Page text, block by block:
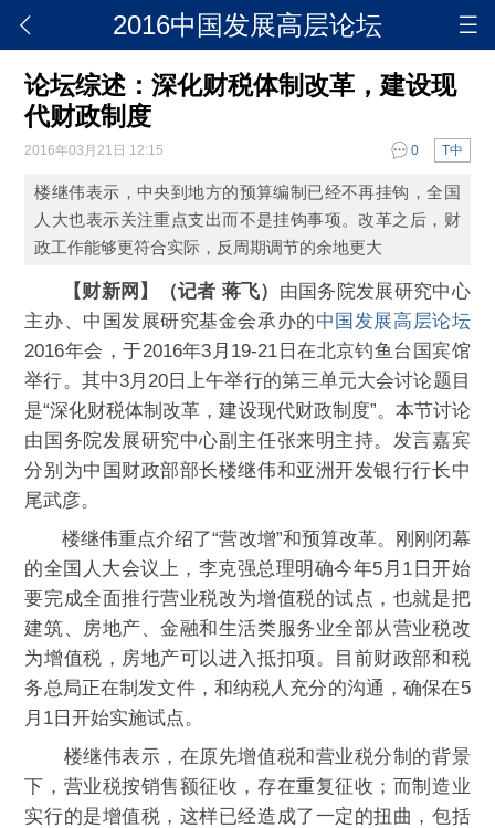
2016中国发展高层论坛
论坛综述：深化财税体制改革，建设现
代财政制度
2016年03月21日 12:15 T中
0
楼继伟表示，中央到地方的预算编制已经不再挂钩，全国
人大也表示关注重点支出而不是挂钩事项。改革之后，财
政工作能够更符合实际，反周期调节的余地更大
【财新网】（记者 蒋飞） 由国务院发展研究中心
主办、中国发展研究基金会承办的中国发展高层论坛
2016年会，于2016年3月19-21日在北京钓鱼台国宾馆
举行。其中3月20日上午举行的第三单元大会讨论题目
是“深化财税体制改革，建设现代财政制度”。本节讨论
由国务院发展研究中心副主任张来明主持。发言嘉宾
分别为中国财政部部长楼继伟和亚洲开发银行行长中
尾武彦。
楼继伟重点介绍了“营改增”和预算改革。刚刚闭幕
的全国人大会议上，李克强总理明确今年5月1日开始
要完成全面推行营业税改为增值税的试点，也就是把
建筑、房地产、金融和生活类服务业全部从营业税改
为增值税，房地产可以进入抵扣项。目前财政部和税
务总局正在制发文件，和纳税人充分的沟通，确保在5
月1日开始实施试点。
楼继伟表示，在原先增值税和营业税分制的背景
下，营业税按销售额征收，存在重复征收；而制造业
实行的是增值税，这样已经造成了一定的扭曲，包括